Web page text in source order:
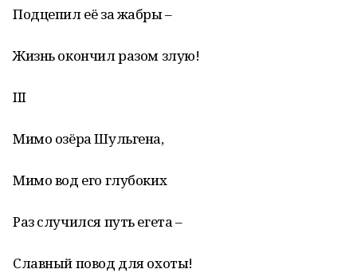
Подцепил её за жабры –
Жизнь окончил разом злую!
III
Мимо озёра Шульгена,
Мимо вод его глубоких
Раз случился путь егета –
Славный повод для охоты!